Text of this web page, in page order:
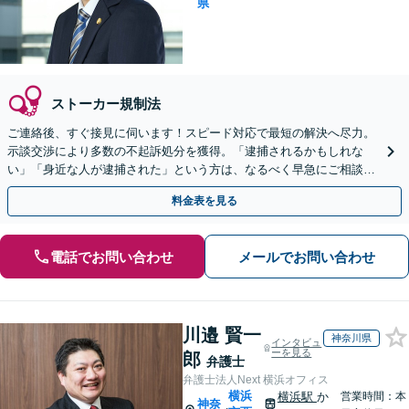
県
ストーカー規制法
ご連絡後、すぐ接見に伺います！スピード対応で最短の解決へ尽力。
示談交渉により多数の不起訴処分を獲得。「逮捕されるかもしれな
い」「身近な人が逮捕された」という方は、なるべく早急にご相談く
ださい【完全個室】【休日・夜間対応】【横浜駅8分】
料金表を見る
電話でお問い合わせ メールでお問い合わせ
川邉 賢一
郎 弁護士
インタビュ
ーを見る
神奈川県
弁護士法人Next 横浜オフィス
神奈
横浜
横浜駅 か
営業時間：本